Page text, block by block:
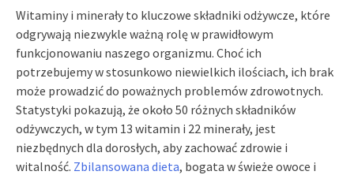
Witaminy i minerały to kluczowe składniki odżywcze, które
odgrywają niezwykle ważną rolę w prawidłowym
funkcjonowaniu naszego organizmu. Choć ich
potrzebujemy w stosunkowo niewielkich ilościach, ich brak
może prowadzić do poważnych problemów zdrowotnych.
Statystyki pokazują, że około 50 różnych składników
odżywczych, w tym 13 witamin i 22 minerały, jest
niezbędnych dla dorosłych, aby zachować zdrowie i
witalność. Zbilansowana dieta, bogata w świeże owoce i